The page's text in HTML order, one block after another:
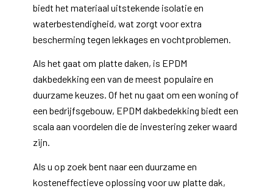
biedt het materiaal uitstekende isolatie en
waterbestendigheid, wat zorgt voor extra
bescherming tegen lekkages en vochtproblemen.
Als het gaat om platte daken, is EPDM
dakbedekking een van de meest populaire en
duurzame keuzes. Of het nu gaat om een woning of
een bedrijfsgebouw, EPDM dakbedekking biedt een
scala aan voordelen die de investering zeker waard
zijn.
Als u op zoek bent naar een duurzame en
kosteneffectieve oplossing voor uw platte dak,